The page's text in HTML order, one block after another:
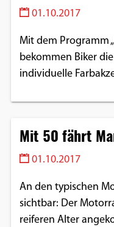
01.10.2017
Mit dem Programm
bekommen Biker
individuelle
Mit 50 fährt
01.10.2017
An den typischen
sichtbar: Der
reiferen Alter